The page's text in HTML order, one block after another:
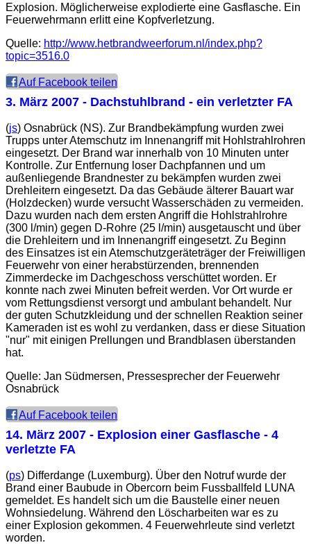
Explosion. Möglicherweise explodierte eine Gasflasche. Ein
Feuerwehrmann erlitt eine Kopfverletzung.
Quelle: http://www.hetbrandweerforum.nl/index.php?
topic=3516.0
Auf Facebook teilen
3. März 2007 - Dachstuhlbrand - ein verletzter FA
(js) Osnabrück (NS). Zur Brandbekämpfung wurden zwei
Trupps unter Atemschutz im Innenangriff mit Hohlstrahlrohren
eingesetzt. Der Brand war innerhalb von 10 Minuten unter
Kontrolle. Zur Entfernung loser Dachpfannen und um
außenliegende Brandnester zu bekämpfen wurden zwei
Drehleitern eingesetzt. Da das Gebäude älterer Bauart war
(Holzdecken) wurde versucht Wasserschäden zu vermeiden.
Dazu wurden nach dem ersten Angriff die Hohlstrahlrohre
(300 l/min) gegen D-Rohre (25 l/min) ausgetauscht und über
die Drehleitern und im Innenangriff eingesetzt. Zu Beginn
des Einsatzes ist ein Atemschutzgeräteträger der Freiwilligen
Feuerwehr von einer herabstürzenden, brennenden
Zimmerdecke im Dachgeschoss verschüttet worden. Er
konnte nach zwei Minuten befreit werden. Vor Ort wurde er
vom Rettungsdienst versorgt und ambulant behandelt. Nur
der guten Schutzkleidung und der schnellen Reaktion seiner
Kameraden ist es wohl zu verdanken, dass er diese Situation
"nur" mit einigen Prellungen und Brandblasen überstanden
hat.
Quelle: Jan Südmersen, Pressesprecher der Feuerwehr
Osnabrück
Auf Facebook teilen
14. März 2007 - Explosion einer Gasflasche - 4
verletzte FA
(ps) Differdange (Luxemburg). Über den Notruf wurde der
Brand einer Baubude in Obercorn beim Fussballfeld LUNA
gemeldet. Es handelt sich um die Baustelle einer neuen
Wohnsiedelung. Während den Löscharbeiten war es zu
einer Explosion gekommen. 4 Feuerwehrleute sind verletzt
worden.